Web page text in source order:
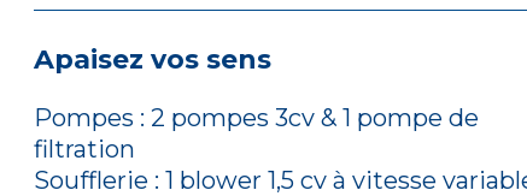
Apaisez vos sens
Pompes : 2 pompes 3cv & 1 pompe de
filtration
Soufflerie : 1 blower 1,5 cv à vitesse